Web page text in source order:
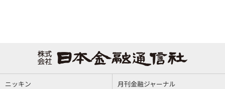
ニッキン 月刊金融ジャーナル